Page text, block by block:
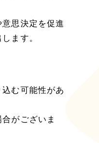
思決定を促進
ます。
む可能性があ
がございま